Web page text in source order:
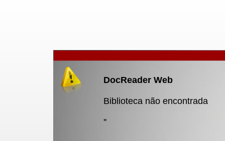
DocReader Web
Biblioteca não encontrada
''